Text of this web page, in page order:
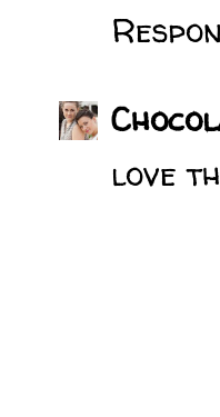
love